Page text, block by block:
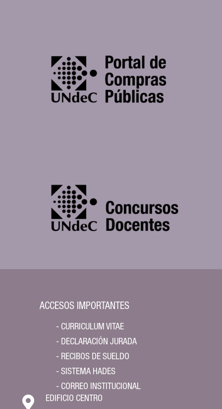
ACCESOS IMPORTANTES
- CURRICULUM VITAE
- DECLARACIÓN JURADA
- RECIBOS DE SUELDO
- SISTEMA HADES
- CORREO INSTITUCIONAL
 EDIFICIO CENTRO